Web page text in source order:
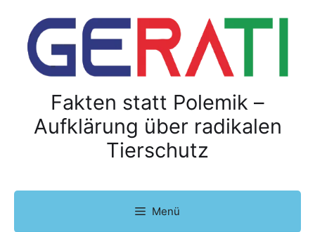
Fakten statt Polemik –
Aufklärung über radikalen
Tierschutz
Menü